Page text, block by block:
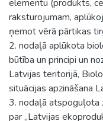
elementu (produkts,
raksturojumam,
ņemot vērā pārtikas
2. nodaļā aplūkota
būtība un principi un
Latvijas teritorijā,
situācijas apzināšana
3. nodaļā atspoguļota
par „Latvijas